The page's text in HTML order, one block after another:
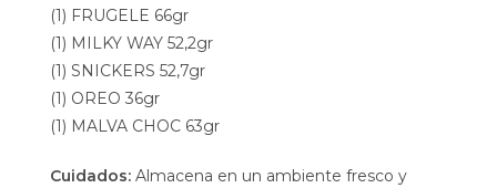
(1) FRUGELE 66gr
(1) MILKY WAY 52,2gr
(1) SNICKERS 52,7gr
(1) OREO 36gr
(1) MALVA CHOC 63gr
Cuidados: Almacena en un ambiente fresco y